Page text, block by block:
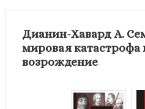
Дианин-Хавард А.
мировая катастрофа
возрождение